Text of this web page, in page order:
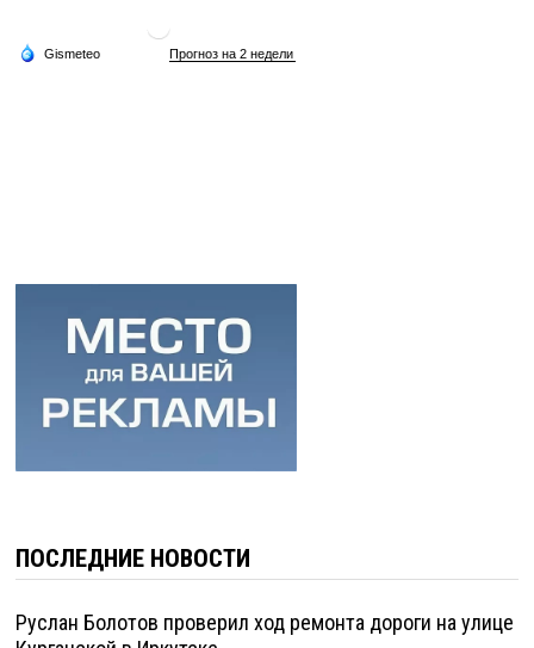
ПОСЛЕДНИЕ НОВОСТИ
Руслан Болотов проверил ход ремонта дороги на улице